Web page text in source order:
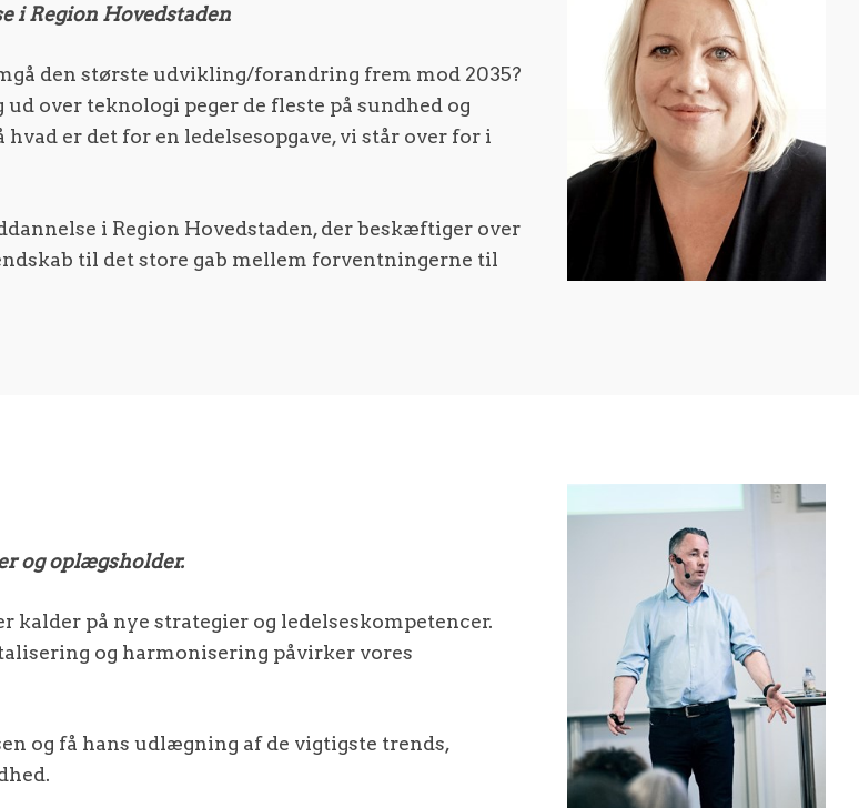
i Region Hovedstaden
den største udvikling/forandring frem mod 2035?
over teknologi peger de fleste på sundhed og
er det for en ledelsesopgave, vi står over for i
i Region Hovedstaden, der beskæftiger over
til det store gab mellem forventningerne til
og oplægsholder.
kalder på nye strategier og ledelseskompetencer.
og harmonisering påvirker vores
og få hans udlægning af de vigtigste trends,